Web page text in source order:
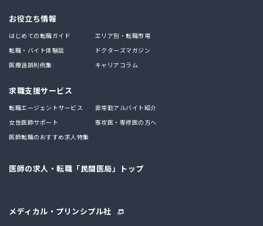
お役立ち情報
はじめての転職ガイド
エリア別・転職市場
転職・バイト体験談
ドクターズマガジン
医療過誤判例集
キャリアコラム
求職支援サービス
転職エージェントサービス
非常勤アルバイト紹介
女性医師サポート
専攻医・専修医の方へ
医師転職のおすすめ求人特集
医師の求人・転職「民間医局」トップ
メディカル・プリンシプル社